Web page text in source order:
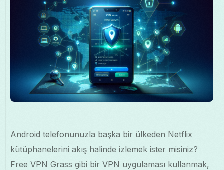
Türkçe
Android telefonunuzla başka bir ülkeden Netflix
kütüphanelerini akış halinde izlemek ister misiniz?
Free VPN Grass gibi bir VPN uygulaması kullanmak,